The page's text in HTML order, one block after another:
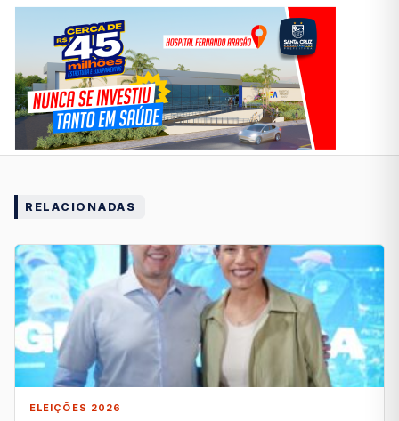
RELACIONADAS
ELEIÇÕES 2026